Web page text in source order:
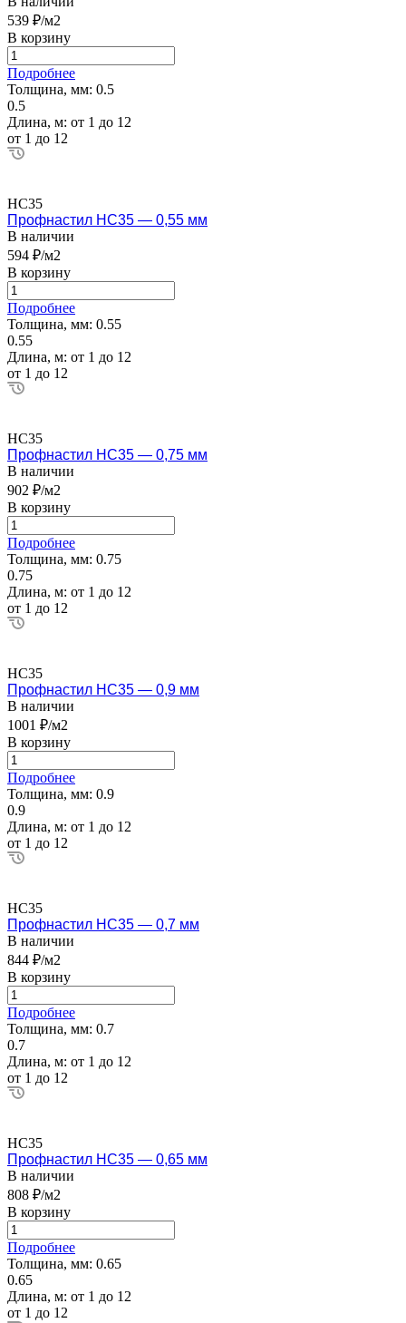
539 ₽/м2
В корзину
Подробнее
Толщина, мм: 0.5
0.5
Длина, м: от 1 до 12
от 1 до 12
НС35
Профнастил НС35 — 0,55 мм
В наличии
594 ₽/м2
В корзину
Подробнее
Толщина, мм: 0.55
0.55
Длина, м: от 1 до 12
от 1 до 12
НС35
Профнастил НС35 — 0,75 мм
В наличии
902 ₽/м2
В корзину
Подробнее
Толщина, мм: 0.75
0.75
Длина, м: от 1 до 12
от 1 до 12
НС35
Профнастил НС35 — 0,9 мм
В наличии
1001 ₽/м2
В корзину
Подробнее
Толщина, мм: 0.9
0.9
Длина, м: от 1 до 12
от 1 до 12
НС35
Профнастил НС35 — 0,7 мм
В наличии
844 ₽/м2
В корзину
Подробнее
Толщина, мм: 0.7
0.7
Длина, м: от 1 до 12
от 1 до 12
НС35
Профнастил НС35 — 0,65 мм
В наличии
808 ₽/м2
В корзину
Подробнее
Толщина, мм: 0.65
0.65
Длина, м: от 1 до 12
от 1 до 12